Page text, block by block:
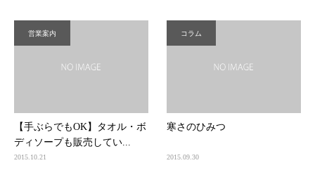
営業案内
【手ぶらでもOK】タオル・ボ
ディソープも販売してい...
2015.10.21
コラム
寒さのひみつ
2015.09.30